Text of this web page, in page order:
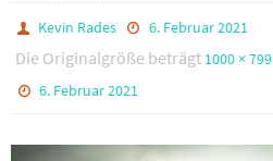
Kevin Rades 6. Februar 2021
Die Originalgröße beträgt 1000 × 799
6. Februar 2021